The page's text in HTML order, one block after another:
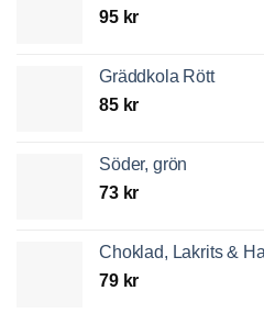
95 kr
Gräddkola Rött
85 kr
Söder, grön
73 kr
Choklad, Lakrits &
79 kr